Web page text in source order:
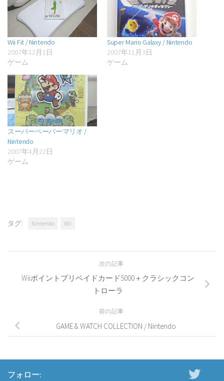
Wii Fit / Nintendo
2007年12月1日
ゲーム
Super Mario Galaxy / Nintendo
2007年11月3日
ゲーム
スーパーペーパーマリオ /
Nintendo
2007年4月22日
ゲーム
タグ: Nintendo Wii
次の記事
Wiiポイントプリペイドカード5000＋クラシックコン
トローラ
前の記事
GAME & WATCH COLLECTION / Nintendo
フォロー: